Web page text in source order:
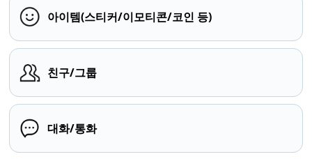
아이템(스티커/이모티콘/코인 등)
친구/그룹
대화/통화